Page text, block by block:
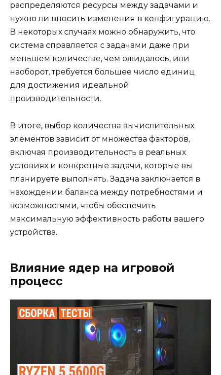
распределяются ресурсы между задачами и
нужно ли вносить изменения в конфигурацию.
В некоторых случаях можно обнаружить, что
система справляется с задачами даже при
меньшем количестве, чем ожидалось, или
наоборот, требуется большее число единиц
для достижения идеальной
производительности.
В итоге, выбор количества вычислительных
элементов зависит от множества факторов,
включая производительность в реальных
условиях и конкретные задачи, которые вы
планируете выполнять. Задача заключается в
нахождении баланса между потребностями и
возможностями, чтобы обеспечить
максимальную эффективность работы вашего
устройства.
Влияние ядер на игровой
процесс